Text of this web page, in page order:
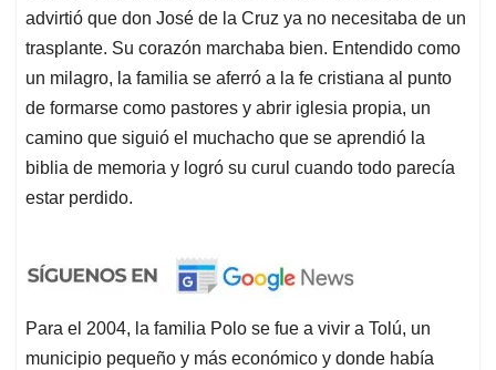
advirtió que don José de la Cruz ya no necesitaba de un
trasplante. Su corazón marchaba bien. Entendido como
un milagro, la familia se aferró a la fe cristiana al punto
de formarse como pastores y abrir iglesia propia, un
camino que siguió el muchacho que se aprendió la
biblia de memoria y logró su curul cuando todo parecía
estar perdido.
Para el 2004, la familia Polo se fue a vivir a Tolú, un
municipio pequeño y más económico y donde había